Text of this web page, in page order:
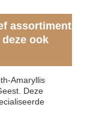
assortiment
ook
Amaryllis
Deze